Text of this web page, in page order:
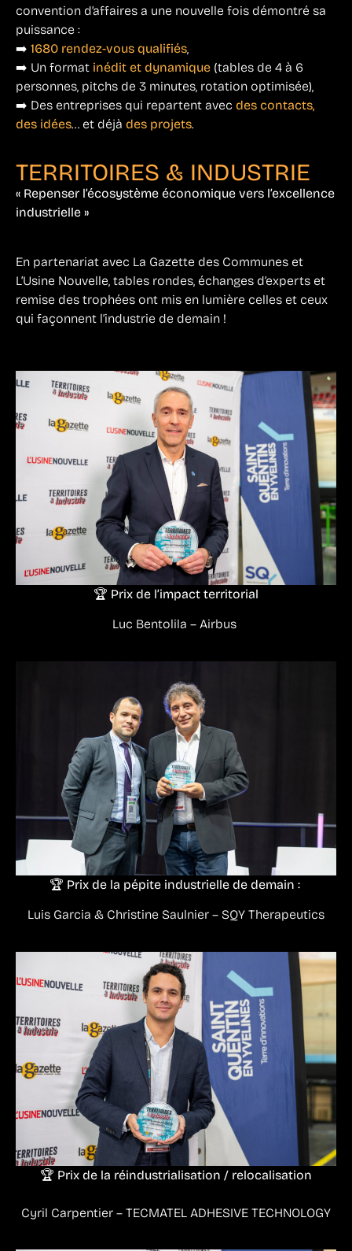
convention d’affaires a une nouvelle fois démontré sa
puissance :
➡️ 1680 rendez-vous qualifiés,
➡️ Un format inédit et dynamique (tables de 4 à 6
personnes, pitchs de 3 minutes, rotation optimisée),
➡️ Des entreprises qui repartent avec des contacts,
des idées… et déjà des projets.
TERRITOIRES & INDUSTRIE
« Repenser l’écosystème économique vers l’excellence
industrielle »
En partenariat avec La Gazette des Communes et
L’Usine Nouvelle, tables rondes, échanges d’experts et
remise des trophées ont mis en lumière celles et ceux
qui façonnent l’industrie de demain !
🏆 Prix de l’impact territorial
Luc Bentolila – Airbus
🏆 Prix de la pépite industrielle de demain :
Luis Garcia & Christine Saulnier – SQY Therapeutics
🏆 Prix de la réindustrialisation / relocalisation
Cyril Carpentier – TECMATEL ADHESIVE TECHNOLOGY